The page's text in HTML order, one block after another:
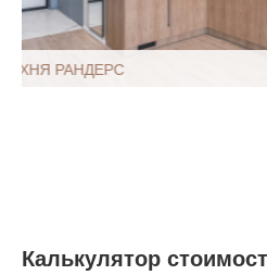
КУХНЯ КАССИНО
Калькулятор